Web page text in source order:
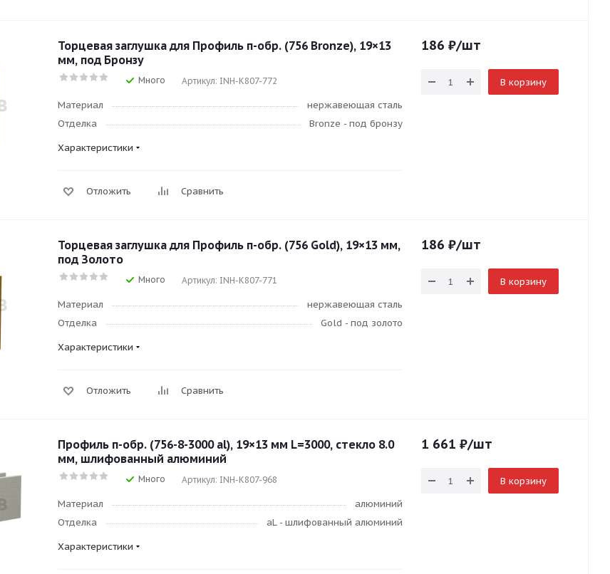
Торцевая заглушка для Профиль п-обр. (756 Bronze), 19×13
мм, под Бронзу
Много Артикул: INH-K807-772
Материал
нержавеющая сталь
Отделка
Bronze - под бронзу
Характеристики
Отложить Сравнить
186 ₽/шт
В корзину
Торцевая заглушка для Профиль п-обр. (756 Gold), 19×13 мм,
под Золото
Много Артикул: INH-K807-771
Материал
нержавеющая сталь
Отделка
Gold - под золото
Характеристики
Отложить Сравнить
186 ₽/шт
В корзину
Профиль п-обр. (756-8-3000 al), 19×13 мм L=3000, стекло 8.0
мм, шлифованный алюминий
Много Артикул: INH-K807-968
Материал
алюминий
Отделка
aL - шлифованный алюминий
Характеристики
1 661 ₽/шт
В корзину